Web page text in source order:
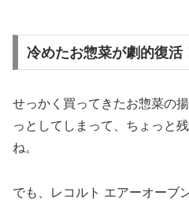
冷めたお惣菜が劇的復活
せっかく買ってきたお惣菜の
っとしてしまって、ちょっと
ね。
でも、レコルト エアーオーブ